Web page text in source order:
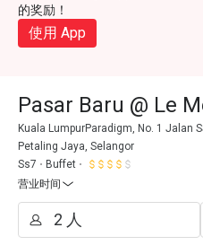
的奖励！
使用 App
Pasar Baru @ Le
Kuala LumpurParadigm, No. 1 Jalan
Petaling Jaya, Selangor
Ss7
Buffet
营业时间